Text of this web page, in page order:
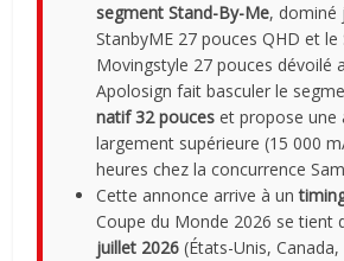
segment Stand-By-Me, dominé
StanbyME 27 pouces QHD et le
Movingstyle 27 pouces dévoilé
Apolosign fait basculer le
natif 32 pouces et propose une
largement supérieure (15 000
heures chez la concurrence
Cette annonce arrive à un
Coupe du Monde 2026 se tient
juillet 2026 (États-Unis,